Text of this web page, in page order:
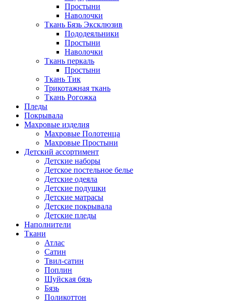
Простыни
Наволочки
Ткань Бязь Эксклюзив
Пододеяльники
Простыни
Наволочки
Ткань перкаль
Простыни
Ткань Тик
Трикотажная ткань
Ткань Рогожка
Пледы
Покрывала
Махровые изделия
Махровые Полотенца
Махровые Простыни
Детский ассортимент
Детские наборы
Детское постельное белье
Детские одеяла
Детские подушки
Детские матрасы
Детские покрывала
Детские пледы
Наполнители
Ткани
Атлас
Сатин
Твил-сатин
Поплин
Шуйская бязь
Бязь
Поликоттон